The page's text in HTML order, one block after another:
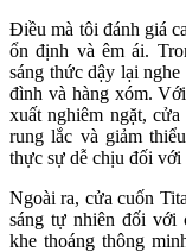
Điều mà tôi đánh giá
ổn định và êm ái.
sáng thức dậy lại
đình và hàng xóm.
xuất nghiêm ngặt,
rung lắc và giảm
thực sự dễ chịu đối
Ngoài ra, cửa cuốn
sáng tự nhiên đối với
khe thoáng thông